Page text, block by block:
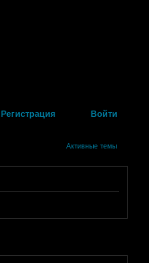
Регистрация Войти
Активные темы